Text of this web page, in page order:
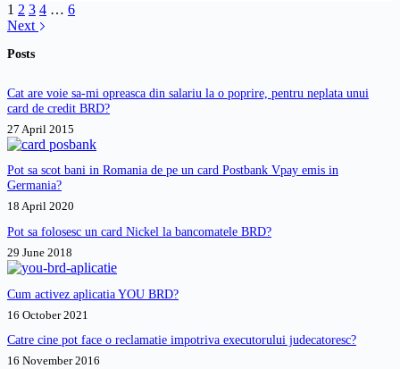
1 2 3 4 … 6
Next
Posts
Cat are voie sa-mi opreasca din salariu la o poprire, pentru neplata unui
card de credit BRD?
27 April 2015
Pot sa scot bani in Romania de pe un card Postbank Vpay emis in
Germania?
18 April 2020
Pot sa folosesc un card Nickel la bancomatele BRD?
29 June 2018
Cum activez aplicatia YOU BRD?
16 October 2021
Catre cine pot face o reclamatie impotriva executorului judecatoresc?
16 November 2016